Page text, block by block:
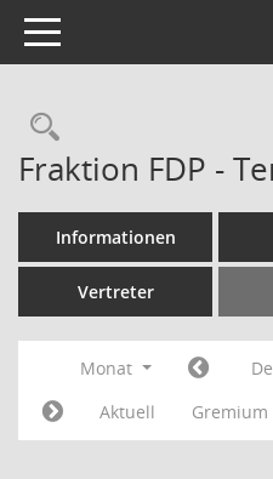
Toggle navigation
Fraktion FDP -
Informationen
Vertreter
Monat
Aktuell